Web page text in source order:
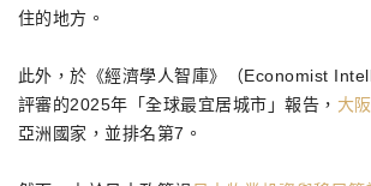
住的地方。
此外，於《經濟學人智庫》（Economist
評審的2025年「全球最宜居城市」報告， 大阪
亞洲國家，並排名第7。